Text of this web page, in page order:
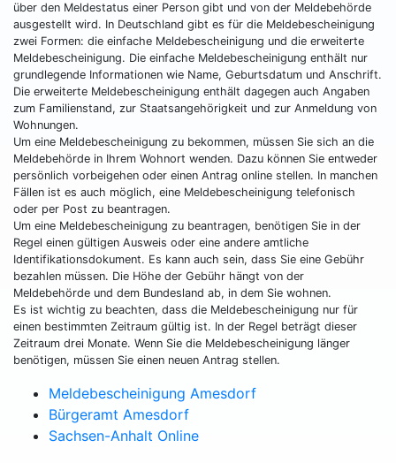
über den Meldestatus einer Person gibt und von der Meldebehörde
ausgestellt wird. In Deutschland gibt es für die Meldebescheinigung
zwei Formen: die einfache Meldebescheinigung und die erweiterte
Meldebescheinigung. Die einfache Meldebescheinigung enthält nur
grundlegende Informationen wie Name, Geburtsdatum und Anschrift.
Die erweiterte Meldebescheinigung enthält dagegen auch Angaben
zum Familienstand, zur Staatsangehörigkeit und zur Anmeldung von
Wohnungen.
Um eine Meldebescheinigung zu bekommen, müssen Sie sich an die
Meldebehörde in Ihrem Wohnort wenden. Dazu können Sie entweder
persönlich vorbeigehen oder einen Antrag online stellen. In manchen
Fällen ist es auch möglich, eine Meldebescheinigung telefonisch
oder per Post zu beantragen.
Um eine Meldebescheinigung zu beantragen, benötigen Sie in der
Regel einen gültigen Ausweis oder eine andere amtliche
Identifikationsdokument. Es kann auch sein, dass Sie eine Gebühr
bezahlen müssen. Die Höhe der Gebühr hängt von der
Meldebehörde und dem Bundesland ab, in dem Sie wohnen.
Es ist wichtig zu beachten, dass die Meldebescheinigung nur für
einen bestimmten Zeitraum gültig ist. In der Regel beträgt dieser
Zeitraum drei Monate. Wenn Sie die Meldebescheinigung länger
benötigen, müssen Sie einen neuen Antrag stellen.
Meldebescheinigung Amesdorf
Bürgeramt Amesdorf
Sachsen-Anhalt Online